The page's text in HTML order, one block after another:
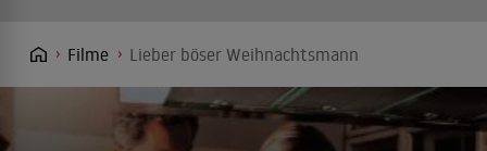
Filme Lieber böser Weihnachtsmann